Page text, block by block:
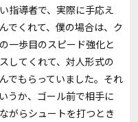
指導者で、実際に手応え
でくれて、僕の場合は、ク
一歩目のスピード強化と
してくれて、対人形式の
でもらっていました。それ
うか、ゴール前で相手に
がらシュートを打つとき